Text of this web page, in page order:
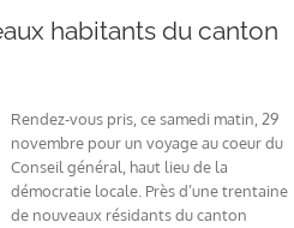
habitants du canton
Rendez-vous pris, ce samedi matin, 29
novembre pour un voyage au coeur du
Conseil général, haut lieu de la
démocratie locale. Près d’une trentaine
de nouveaux résidants du canton